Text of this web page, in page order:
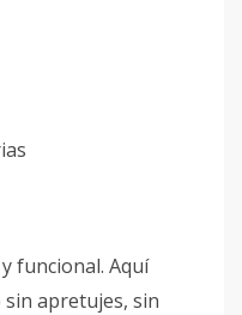
funcional. Aquí
apretujes, sin